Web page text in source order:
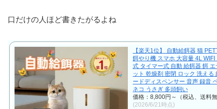
口だけの人ほど書きたがるよね
【楽天1位】 自動給餌器 猫
餌やり機 スマホ 大容量 4L WIFI
式 タイマー式 自動 給餌器 餌
ット 乾燥剤 密閉 ロック 洗える
ードディスペンサー 音声 録音
ネコ うさぎ 多頭飼い
価格：8,800円～（税込、送料
(2026/6/21時点)